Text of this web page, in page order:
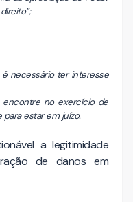
é necessário ter interesse
encontre no exercício de
estar em juízo.
a legitimidade
de danos em